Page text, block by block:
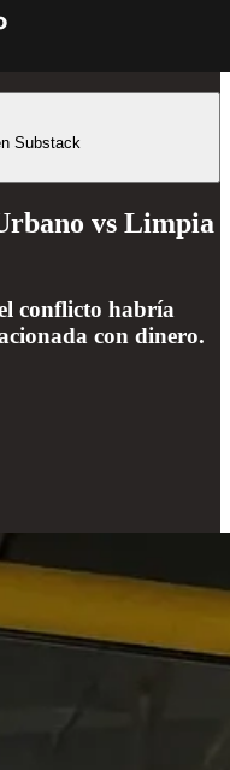
Substack
vs Limpia
conflicto habría
con dinero.